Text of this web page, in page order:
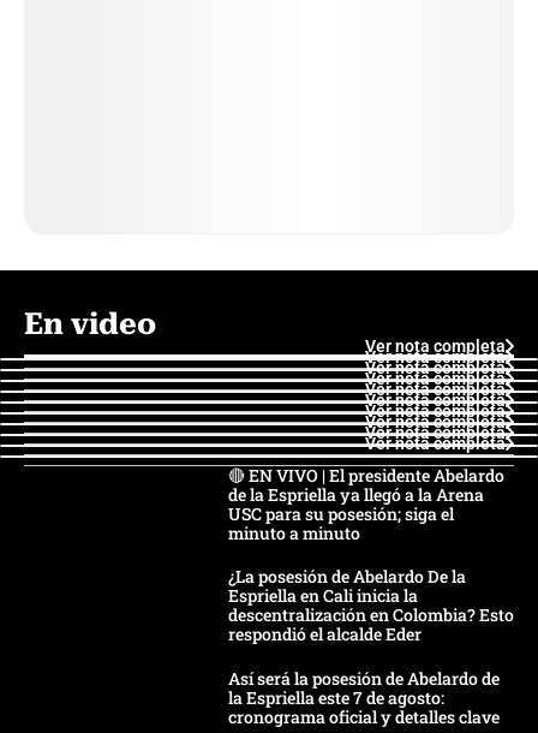
En video
Ver nota completa
Ver nota completa
Ver nota completa
Ver nota completa
Ver nota completa
Ver nota completa
Ver nota completa
Ver nota completa
Ver nota completa
Ver nota completa
🔴 EN VIVO | El presidente Abelardo
de la Espriella ya llegó a la Arena
USC para su posesión; siga el
minuto a minuto
¿La posesión de Abelardo De la
Espriella en Cali inicia la
descentralización en Colombia? Esto
respondió el alcalde Eder
Así será la posesión de Abelardo de
la Espriella este 7 de agosto:
cronograma oficial y detalles clave